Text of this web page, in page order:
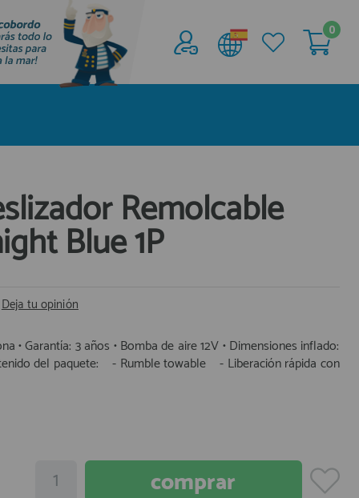
Acceder al
Área profesionales
la Náutica
registro profesional
0
Remolcable
Blue 1P
Deja tu opinión
• Garantía: 3 años • Bomba de aire 12V • Dimensiones inflado:
del paquete: - Rumble towable - Liberación rápida con